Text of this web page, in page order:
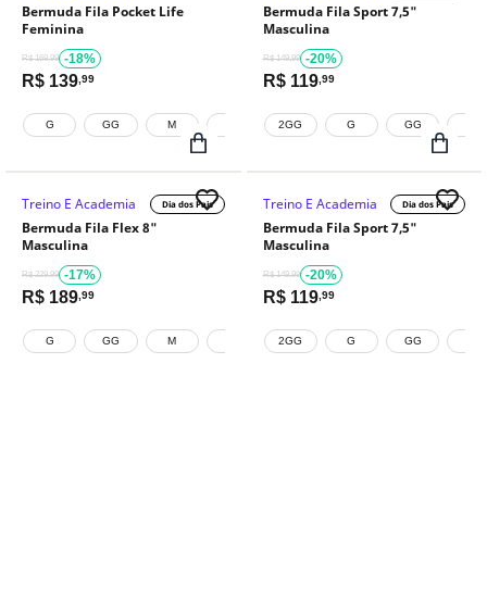
Bermuda Fila Pocket Life
Feminina
R$ 169,99 -18%
R$ 139 ,99
G GG M
Bermuda Fila Sport 7,5"
Masculina
R$ 149,99 -20%
R$ 119,99
2GG G GG
Treino E Academia Dia dos Pais
Bermuda Fila Flex 8"
Masculina
R$ 229,99 -17%
R$ 189 ,99
G GG M
Treino E Academia Dia dos Pais
Bermuda Fila Sport 7,5"
Masculina
R$ 149,99 -20%
R$ 119,99
2GG G GG